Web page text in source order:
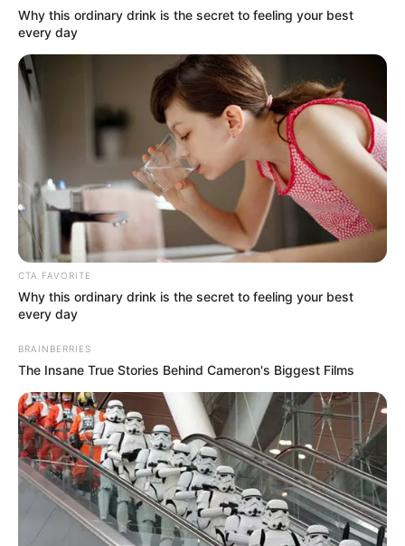
Why this ordinary drink is the secret to feeling your best
every day
CTA FAVORITE
Why this ordinary drink is the secret to feeling your best
every day
BRAINBERRIES
The Insane True Stories Behind Cameron's Biggest Films